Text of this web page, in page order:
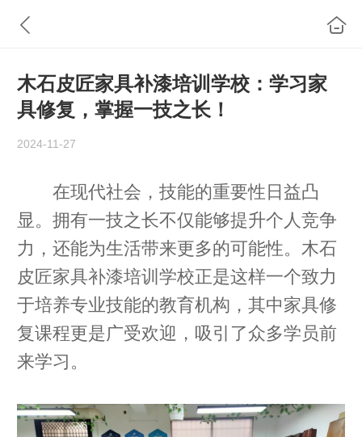
木石皮匠家具补漆培训学校：学习家
具修复，掌握一技之长！
2024-11-27
在现代社会，技能的重要性日益凸
显。拥有一技之长不仅能够提升个人竞争
力，还能为生活带来更多的可能性。木石
皮匠家具补漆培训学校正是这样一个致力
于培养专业技能的教育机构，其中家具修
复课程更是广受欢迎，吸引了众多学员前
来学习。